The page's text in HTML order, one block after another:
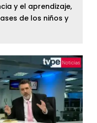
y el aprendizaje,
de los niños y